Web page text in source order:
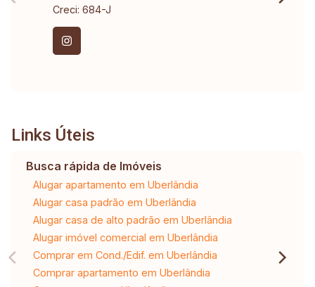
Creci: 684-J
Links Úteis
Busca rápida de Imóveis
Alugar apartamento em Uberlândia
Alugar casa padrão em Uberlândia
Alugar casa de alto padrão em Uberlândia
Alugar imóvel comercial em Uberlândia
Comprar em Cond./Edif. em Uberlândia
Comprar apartamento em Uberlândia